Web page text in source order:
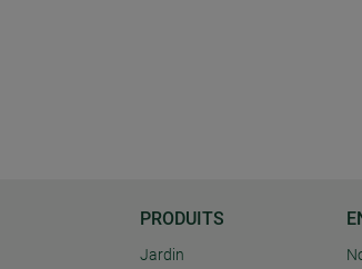
PRODUITS
Jardin